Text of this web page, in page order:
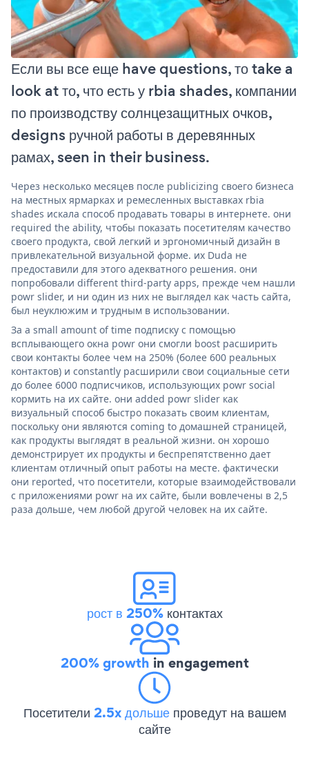
Если вы все еще have questions, то take a
look at то, что есть у rbia shades, компании
по производству солнцезащитных очков,
designs ручной работы в деревянных
рамах, seen in their business.
Через несколько месяцев после publicizing своего бизнеса
на местных ярмарках и ремесленных выставках rbia
shades искала способ продавать товары в интернете. они
required the ability, чтобы показать посетителям качество
своего продукта, свой легкий и эргономичный дизайн в
привлекательной визуальной форме. их Duda не
предоставили для этого адекватного решения. они
попробовали different third-party apps, прежде чем нашли
powr slider, и ни один из них не выглядел как часть сайта,
был неуклюжим и трудным в использовании.
За a small amount of time подписку с помощью
всплывающего окна powr они смогли boost расширить
свои контакты более чем на 250% (более 600 реальных
контактов) и constantly расширили свои социальные сети
до более 6000 подписчиков, использующих powr social
кормить на их сайте. они added powr slider как
визуальный способ быстро показать своим клиентам,
поскольку они являются coming to домашней страницей,
как продукты выглядят в реальной жизни. он хорошо
демонстрирует их продукты и беспрепятственно дает
клиентам отличный опыт работы на месте. фактически
они reported, что посетители, которые взаимодействовали
с приложениями powr на их сайте, были вовлечены в 2,5
раза дольше, чем любой другой человек на их сайте.
рост в 250%контактах
200% growth in engagement
Посетители 2.5x дольше проведут на вашем
сайте